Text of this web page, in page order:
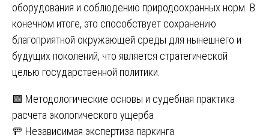
оборудования и соблюдению природоохранных норм. В
конечном итоге, это способствует сохранению
благоприятной окружающей среды для нынешнего и
будущих поколений, что является стратегической
целью государственной политики.
Навигация
по
🟩 Методологические основы и судебная практика
расчета экологического ущерба
🚥 Независимая экспертиза паркинга